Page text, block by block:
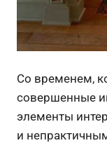
Со временем,
совершенные
элементы
и